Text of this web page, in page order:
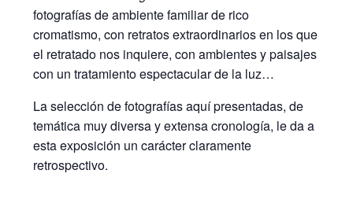
fotografías de ambiente familiar de rico
cromatismo, con retratos extraordinarios en los que
el retratado nos inquiere, con ambientes y paisajes
con un tratamiento espectacular de la luz…
La selección de fotografías aquí presentadas, de
temática muy diversa y extensa cronología, le da a
esta exposición un carácter claramente
retrospectivo.